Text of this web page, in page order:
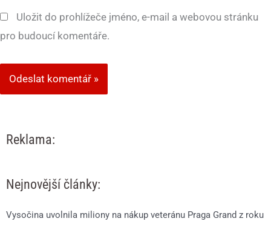
Uložit do prohlížeče jméno, e-mail a webovou stránku
pro budoucí komentáře.
Reklama:
Nejnovější články:
Vysočina uvolnila miliony na nákup veteránu Praga Grand z roku